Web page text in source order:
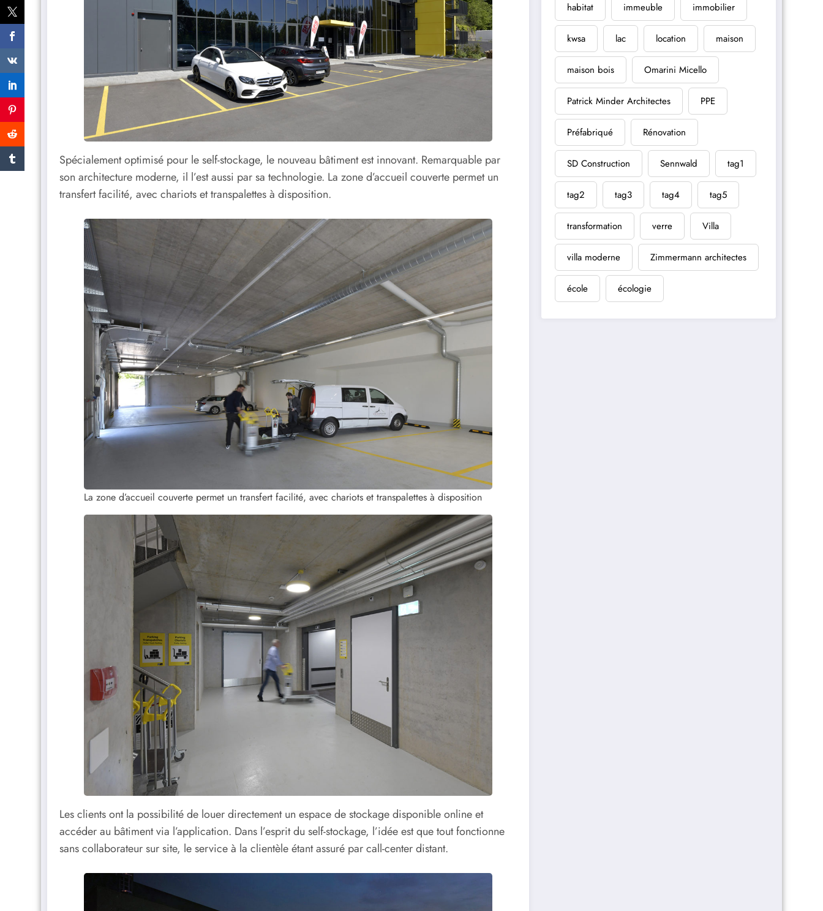
Spécialement optimisé pour le self-stockage, le nouveau bâtiment est innovant. Remarquable par
son architecture moderne, il l’est aussi par sa technologie. La zone d’accueil couverte permet un
transfert facilité, avec chariots et transpalettes à disposition.
La zone d’accueil couverte permet un transfert facilité, avec chariots et transpalettes à disposition
Les clients ont la possibilité de louer directement un espace de stockage disponible online et
accéder au bâtiment via l’application. Dans l’esprit du self-stockage, l’idée est que tout fonctionne
sans collaborateur sur site, le service à la clientèle étant assuré par call-center distant.
habitat immeuble immobilier
kwsa lac location maison
maison bois Omarini Micello
Patrick Minder Architectes PPE
Préfabriqué Rénovation
SD Construction Sennwald tag1
tag2 tag3 tag4 tag5
transformation verre Villa
villa moderne Zimmermann architectes
école écologie